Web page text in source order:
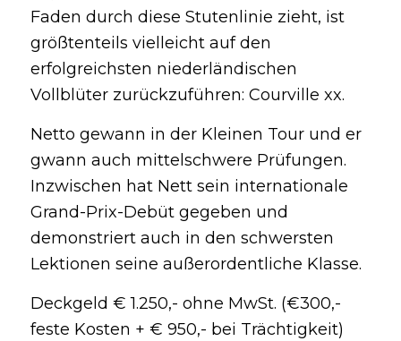
Faden durch diese Stutenlinie zieht, ist
größtenteils vielleicht auf den
erfolgreichsten niederländischen
Vollblüter zurückzuführen: Courville xx.
Netto gewann in der Kleinen Tour und er
gwann auch mittelschwere Prüfungen.
Inzwischen hat Nett sein internationale
Grand-Prix-Debüt gegeben und
demonstriert auch in den schwersten
Lektionen seine außerordentliche Klasse.
Deckgeld € 1.250,- ohne MwSt. (€300,-
feste Kosten + € 950,- bei Trächtigkeit)